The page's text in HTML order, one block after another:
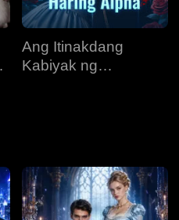
Ang Itinakdang
Kabiyak ng